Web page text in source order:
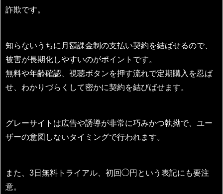
詐欺です。
知らないうちに月額課金制の支払い契約を結ばせるので、
被害が長期化しやすいのがポイントです。
無料や年齢確認、視聴ボタンを押す流れで定期購入を忍ば
せ、わかりづらくして密かに契約を結びばせます。
グレーサイトは広告や誘導が非常に巧みかつ執拗で、ユー
ザーの意図しないタイミングで行われます。
また、3日無料トライアル、初回◯円という表記にも要注
意。